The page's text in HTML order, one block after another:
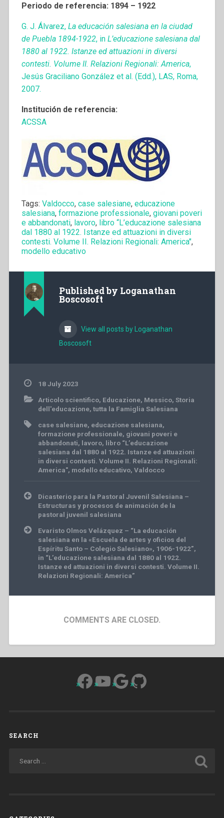
Periodo de referencia: 1894 – 1922
G. J. Álvarez, La educación salesiana en la ciudad
de Puebla 1894-1922, in L’educazione salesiana dal
1880 al 1922. Istanze ed attuazioni in diversi
contesti. Volume II. Relazioni Regionali: America,
Jesús Graciliano González et al. (Edd.), LAS, Roma,
2007.
Institución de referencia:
ACSSA
Tags: Valdocco, case salesiane, educazione
salesiana, formazione professionale, giovani poveri
e abbandonati, lavoro, libro “L’educazione salesiana
dal 1880 al 1922. Istanze ed attuazioni in diversi
contesti. Volume II. Relazioni Regionali: America",
modello educativo
Published by Loganathan
Boscosoft
View all posts by Loganathan
Boscosoft
18 July 2023
Articolo scientifico, Educazione, Messico, Storia
dell'educazione, tutta la Famiglia Salesiana
case salesiane, educazione salesiana,
formazione professionale, giovani poveri e
abbandonati, lavoro, libro “L’educazione
salesiana dal 1880 al 1922. Istanze ed attuazioni
in diversi contesti. Volume II. Relazioni Regionali:
America", modello educativo, Valdocco
Post
navigation
Dicasterio para la Pastoral Juvenil Salesiana –
Estructuras y procesos de animación de la
pastoral juvenil salesiana
Evaristo Olmos Velázquez – “La educación
salesiana en la «Escuela de artes y oficios del
Espíritu Santo – Colegio Salesiano», 1906-1922”,
in “L’educazione salesiana dal 1880 al 1922.
Istanze ed attuazioni in diversi contesti. Volume II.
Relazioni Regionali: America”
COMMENTS ARE CLOSED.
Facebook
YouTube
Google
GitHub
SEARCH